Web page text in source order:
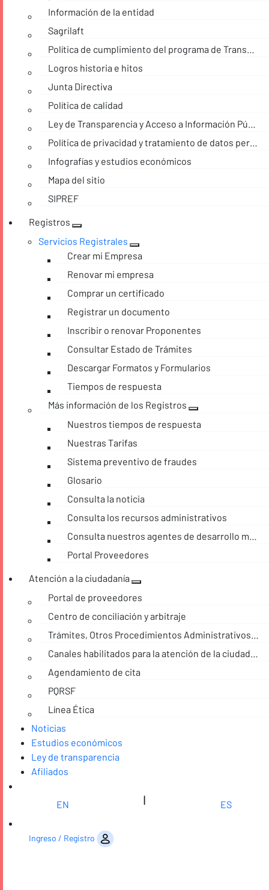
Información de la entidad
Sagrilaft
Política de cumplimiento del programa de Transparencia y Ética empresarial
Logros historia e hitos
Junta Directiva
Política de calidad
Ley de Transparencia y Acceso a Información Pública
Política de privacidad y tratamiento de datos personales
Infografías y estudios económicos
Mapa del sitio
SIPREF
Registros
Servicios Registrales
Crear mi Empresa
Renovar mi empresa
Comprar un certificado
Registrar un documento
Inscribir o renovar Proponentes
Consultar Estado de Trámites
Descargar Formatos y Formularios
Tiempos de respuesta
Más información de los Registros
Nuestros tiempos de respuesta
Nuestras Tarifas
Sistema preventivo de fraudes
Glosario
Consulta la noticia
Consulta los recursos administrativos
Consulta nuestros agentes de desarrollo móvil
Portal Proveedores
Atención a la ciudadanía
Portal de proveedores
Centro de conciliación y arbitraje
Trámites, Otros Procedimientos Administrativos y consultas de acceso a información pública
Canales habilitados para la atención de la ciudadanía
Agendamiento de cita
PQRSF
Línea Ética
Noticias
Estudios económicos
Ley de transparencia
Afiliados
EN |
ES
Ingreso / Registro